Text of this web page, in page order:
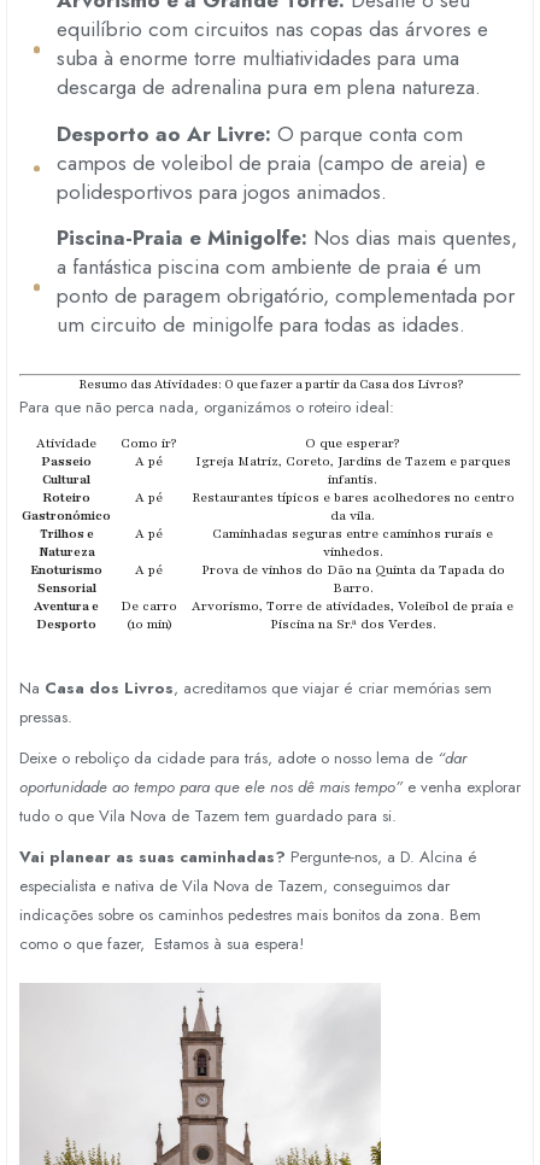
equilíbrio com circuitos nas copas das árvores e
suba à enorme torre multiatividades para uma
descarga de adrenalina pura em plena natureza.
Desporto ao Ar Livre: O parque conta com
campos de voleibol de praia (campo de areia) e
polidesportivos para jogos animados.
Piscina-Praia e Minigolfe: Nos dias mais quentes,
a fantástica piscina com ambiente de praia é um
ponto de paragem obrigatório, complementada por
um circuito de minigolfe para todas as idades.
Resumo das Atividades: O que fazer a partir da Casa dos Livros?
Para que não perca nada, organizámos o roteiro ideal:
Atividade Como ir?
O que esperar?
Passeio
Cultural
A pé
Igreja Matriz, Coreto, Jardins de Tazem e parques
infantis.
Roteiro
Gastronómico
A pé
Restaurantes típicos e bares acolhedores no centro
da vila.
Trilhos e
Natureza
A pé
Caminhadas seguras entre caminhos rurais e
vinhedos.
Enoturismo
Sensorial
A pé
Prova de vinhos do Dão na Quinta da Tapada do
Barro.
Aventura e
Desporto
De carro
(10 min)
Arvorismo, Torre de atividades, Voleibol de praia e
Piscina na Sr.ª dos Verdes.
Na Casa dos Livros, acreditamos que viajar é criar memórias sem
pressas.
Deixe o reboliço da cidade para trás, adote o nosso lema de “dar
oportunidade ao tempo para que ele nos dê mais tempo”e venha explorar
tudo o que Vila Nova de Tazem tem guardado para si.
Vai planear as suas caminhadas? Pergunte-nos, a D. Alcina é
especialista e nativa de Vila Nova de Tazem, conseguimos dar
indicações sobre os caminhos pedestres mais bonitos da zona. Bem
como o que fazer, Estamos à sua espera!